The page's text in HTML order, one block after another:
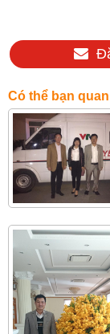
Có thể bạn